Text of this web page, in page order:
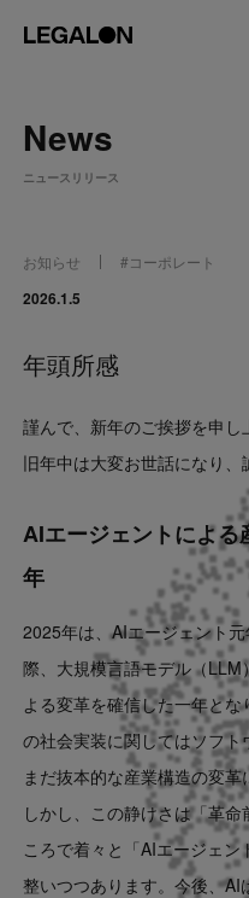
About
Service
News
Recruit
Contact
US website
News
ニュースリリース
お知らせ #コーポレート
2026.1.5
年頭所感
謹んで、新年のご挨拶を申し
旧年中は大変お世話になり
AIエージェントによ
年
2025年は、AIエージェント
際、大規模言語モデル（
よる変革を確信した一年と
の社会実装に関してはソフ
まだ抜本的な産業構造の変
しかし、この静けさは「革
ころで着々と「AIエージェ
整いつつあります。今後、